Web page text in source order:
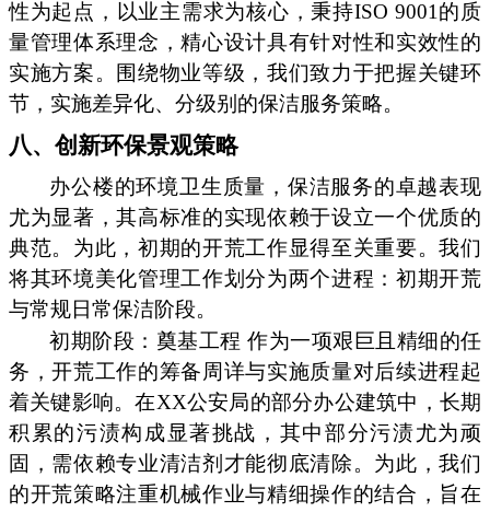
性为起点，以业主需求为核心，秉持ISO 9001的质
量管理体系理念，精心设计具有针对性和实效性的
实施方案。围绕物业等级，我们致力于把握关键环
节，实施差异化、分级别的保洁服务策略。
八、创新环保景观策略
办公楼的环境卫生质量，保洁服务的卓越表现
尤为显著，其高标准的实现依赖于设立一个优质的
典范。为此，初期的开荒工作显得至关重要。我们
将其环境美化管理工作划分为两个进程：初期开荒
与常规日常保洁阶段。
初期阶段：奠基工程 作为一项艰巨且精细的任
务，开荒工作的筹备周详与实施质量对后续进程起
着关键影响。在XX公安局的部分办公建筑中，长期
积累的污渍构成显著挑战，其中部分污渍尤为顽
固，需依赖专业清洁剂才能彻底清除。为此，我们
的开荒策略注重机械作业与精细操作的结合，旨在